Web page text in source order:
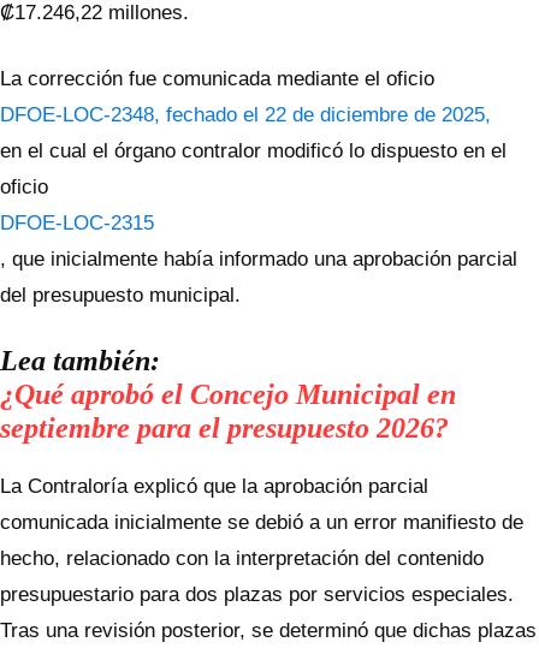
₡17.246,22 millones.
La corrección fue comunicada mediante el oficio
DFOE-LOC-2348, fechado el 22 de diciembre de 2025,
en el cual el órgano contralor modificó lo dispuesto en el
oficio
DFOE-LOC-2315
, que inicialmente había informado una aprobación parcial
del presupuesto municipal.
Lea también:
¿Qué aprobó el Concejo Municipal en
septiembre para el presupuesto 2026?
La Contraloría explicó que la aprobación parcial
comunicada inicialmente se debió a un error manifiesto de
hecho, relacionado con la interpretación del contenido
presupuestario para dos plazas por servicios especiales.
Tras una revisión posterior, se determinó que dichas plazas